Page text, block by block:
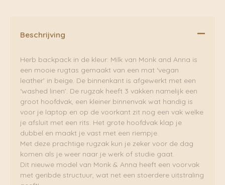
Beschrijving
Herb backpack in de kleur: Milk van Monk and Anna is
een mooie rugtas gemaakt van een mat ‘vegan
leather’ in beige. De binnenkant is afgewerkt met een
‘washed linen’. De rugzak heeft 3 vakken namelijk een
groot hoofdvak, een kleiner binnenvak wat handig is
voor je laptop en op de voorkant zit nog een vak welke
je afsluit met een rits. Het grote hoofdvak klap je
dubbel en maakt je vast met een riempje.
Met deze prachtige rugzak kun je zeker voor de dag
komen als je weer naar je werk of studie gaat.
Dit nieuwe model van Monk & Anna heeft een voorvak
met geribde structuur, wat net een stoerdere uitstraling